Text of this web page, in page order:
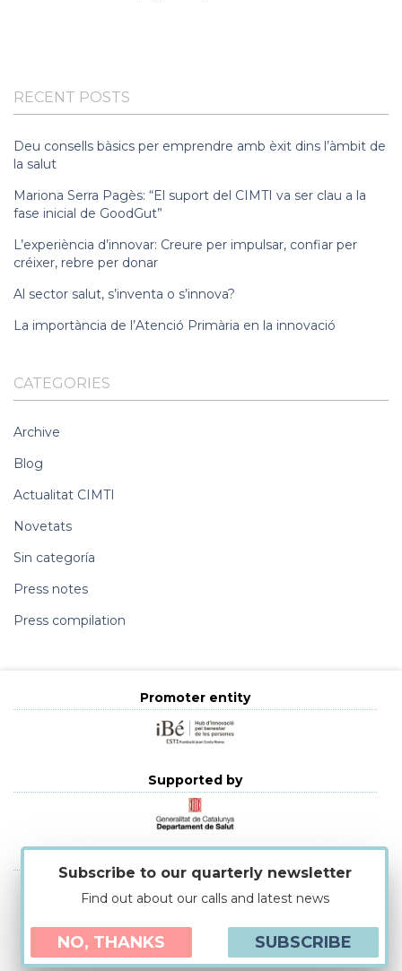
RECENT POSTS
Deu consells bàsics per emprendre amb èxit dins l’àmbit de
la salut
Mariona Serra Pagès: “El suport del CIMTI va ser clau a la
fase inicial de GoodGut”
L’experiència d’innovar: Creure per impulsar, confiar per
créixer, rebre per donar
Al sector salut, s’inventa o s’innova?
La importància de l’Atenció Primària en la innovació
CATEGORIES
Archive
Blog
Actualitat CIMTI
Novetats
Sin categoría
Press notes
Press compilation
Promoter entity
Supported by
Cookies Policy|Legal advise Protecció de dades
Subscribe to our quarterly newsletter
Find out about our calls and latest news
NO, THANKS SUBSCRIBE